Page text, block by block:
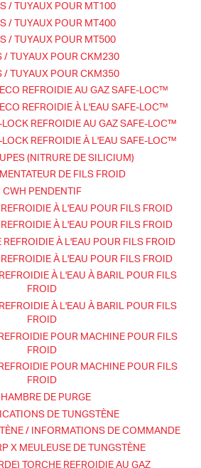
/ TUYAUX POUR MT100
/ TUYAUX POUR MT400
/ TUYAUX POUR MT500
/ TUYAUX POUR CKM230
/ TUYAUX POUR CKM350
REFROIDIE AU GAZ SAFE-LOC™
REFROIDIE À L'EAU SAFE-LOC™
REFROIDIE AU GAZ SAFE-LOC™
REFROIDIE À L'EAU SAFE-LOC™
(NITRURE DE SILICIUM)
DE FILS FROID
CWH PENDENTIF
À L'EAU POUR FILS FROID
À L'EAU POUR FILS FROID
À L'EAU POUR FILS FROID
À L'EAU POUR FILS FROID
À L'EAU À BARIL POUR FILS
FROID
À L'EAU À BARIL POUR FILS
FROID
POUR MACHINE POUR FILS
FROID
POUR MACHINE POUR FILS
FROID
DE PURGE
DE TUNGSTÈNE
/ INFORMATIONS DE COMMANDE
X MEULEUSE DE TUNGSTÈNE
TORCHE REFROIDIE AU GAZ